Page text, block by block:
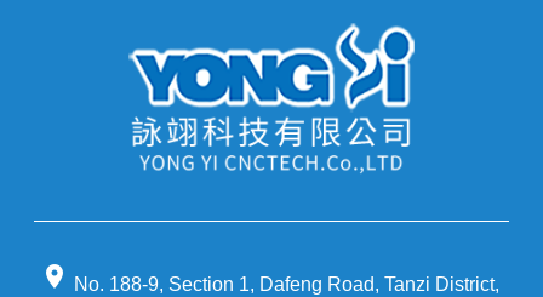
location_on
No. 188-9, Section 1, Dafeng Road, Tanzi District,